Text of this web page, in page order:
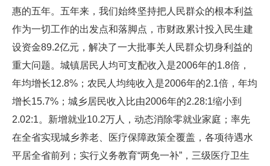
惠的五年。五年来，我们始终坚持把人民群众的根本利益
作为一切工作的出发点和落脚点，市财政累计投入民生建
设资金89.2亿元，解决了一大批事关人民群众切身利益的
重大问题。城镇居民人均可支配收入是2006年的1.8倍，
年均增长12.8%；农民人均纯收入是2006年的2.1倍，年均
增长15.7%；城乡居民收入比由2006年的2.28:1缩小到
2.02:1。新增就业10.2万人，动态消除零就业家庭；率先
在全省实现城乡养老、医疗保障政策全覆盖，各项待遇水
平居全省前列；实行义务教育“两免一补”，三级医疗卫生